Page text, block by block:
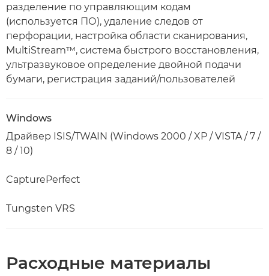
разделение по управляющим кодам
(используется ПО), удаление следов от
перфорации, настройка области сканирования,
MultiStream™, система быстрого восстановления,
ультразвуковое определение двойной подачи
бумаги, регистрация заданий/пользователей
Windows
Драйвер ISIS/TWAIN (Windows 2000 / XP / VISTA / 7 /
8 / 10)
CapturePerfect
Tungsten VRS
Расходные материалы